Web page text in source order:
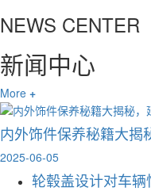
NEWS CENTER
新闻中心
More +
内外饰件保养秘籍大揭
2025-06-05
轮毂盖设计对车辆